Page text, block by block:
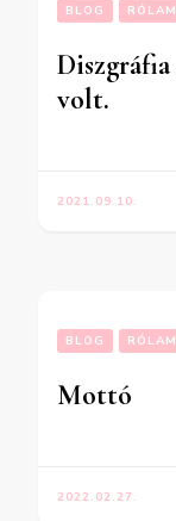
BLOG RÓLAM
volt.
2021.09.10.
BLOG RÓLAM
Mottó
2022.02.27.